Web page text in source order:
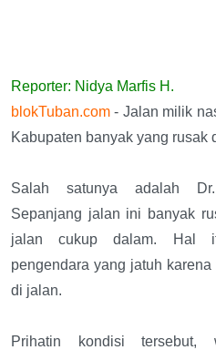
Reporter: Nidya Marfis H.
blokTuban.com - Jalan milik
Kabupaten banyak yang rusak
Salah satunya adalah
Sepanjang jalan ini banyak
jalan cukup dalam. Hal
pengendara yang jatuh
di jalan.
Prihatin kondisi tersebut,